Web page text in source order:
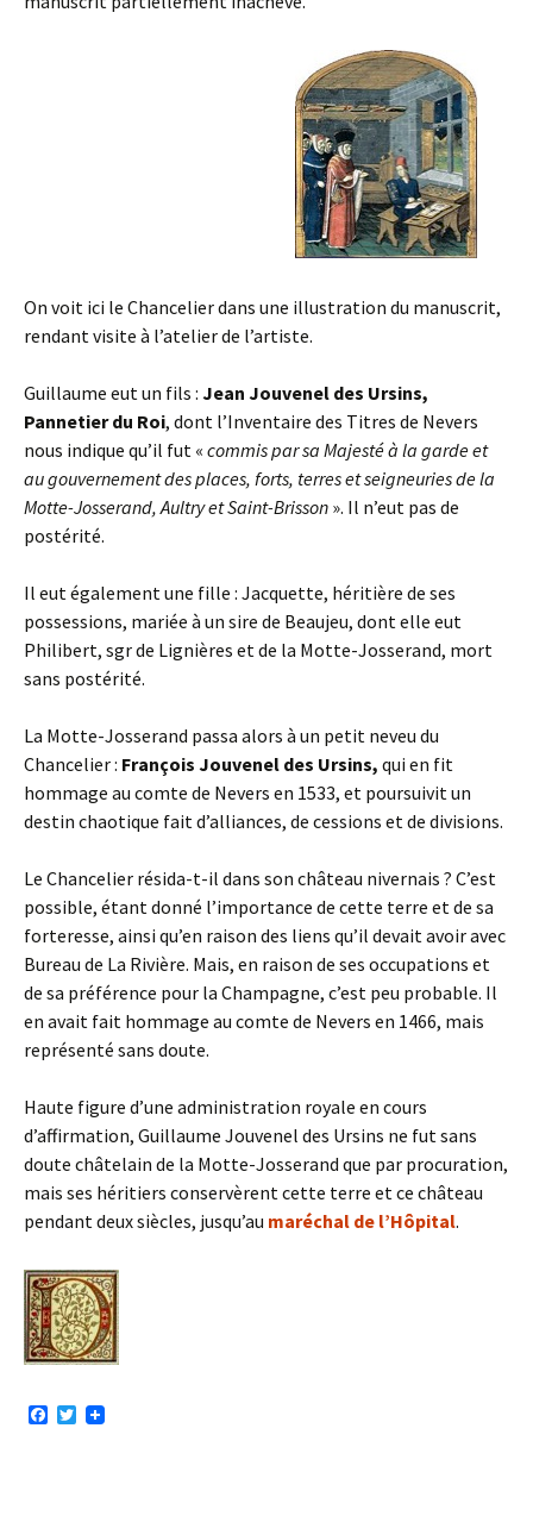
On voit ici le Chancelier dans une illustration du manuscrit,
rendant visite à l’atelier de l’artiste.
Guillaume eut un fils : Jean Jouvenel des Ursins,
Pannetier du Roi, dont l’Inventaire des Titres de Nevers
nous indique qu’il fut « commis par sa Majesté à la garde et
au gouvernement des places, forts, terres et seigneuries de la
Motte-Josserand, Aultry et Saint-Brisson ». Il n’eut pas de
postérité.
Il eut également une fille : Jacquette, héritière de ses
possessions, mariée à un sire de Beaujeu, dont elle eut
Philibert, sgr de Lignières et de la Motte-Josserand, mort
sans postérité.
La Motte-Josserand passa alors à un petit neveu du
Chancelier : François Jouvenel des Ursins, qui en fit
hommage au comte de Nevers en 1533, et poursuivit un
destin chaotique fait d’alliances, de cessions et de divisions.
Le Chancelier résida-t-il dans son château nivernais ? C’est
possible, étant donné l’importance de cette terre et de sa
forteresse, ainsi qu’en raison des liens qu’il devait avoir avec
Bureau de La Rivière. Mais, en raison de ses occupations et
de sa préférence pour la Champagne, c’est peu probable. Il
en avait fait hommage au comte de Nevers en 1466, mais
représenté sans doute.
Haute figure d’une administration royale en cours
d’affirmation, Guillaume Jouvenel des Ursins ne fut sans
doute châtelain de la Motte-Josserand que par procuration,
mais ses héritiers conservèrent cette terre et ce château
pendant deux siècles, jusqu’au maréchal de l’Hôpital.
T